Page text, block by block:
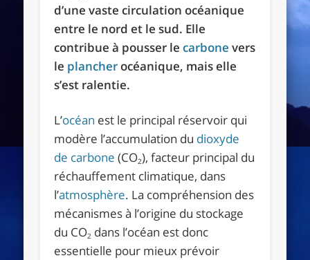
d’une vaste circulation océanique
entre le nord et le sud. Elle
contribue à pousser lecarbone vers
le plancherocéanique, mais elle
s’est ralentie.
L’océan est le principal réservoir qui
modère l’accumulation du dioxyde
de carbone (CO2), facteur principal du
réchauffement climatique, dans
l’atmosphère. La compréhension des
mécanismes à l’origine du stockage
du CO2 dans l’océan est donc
essentielle pour mieux prévoir